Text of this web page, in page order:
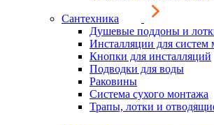
Сантехника
Душевые поддоны и
Инсталляции для систем
Кнопки для инсталляций
Подводки для воды
Раковины
Система сухого монтажа
Трапы, лотки и